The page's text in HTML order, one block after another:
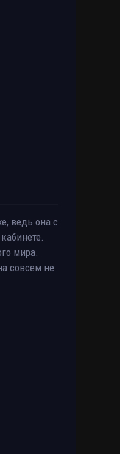
ведь она с
мира.
совсем не